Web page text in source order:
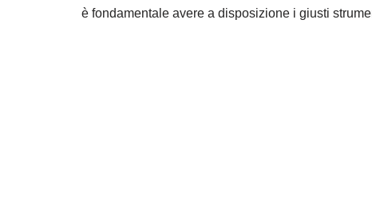
è fondamentale avere a disposizione i giusti